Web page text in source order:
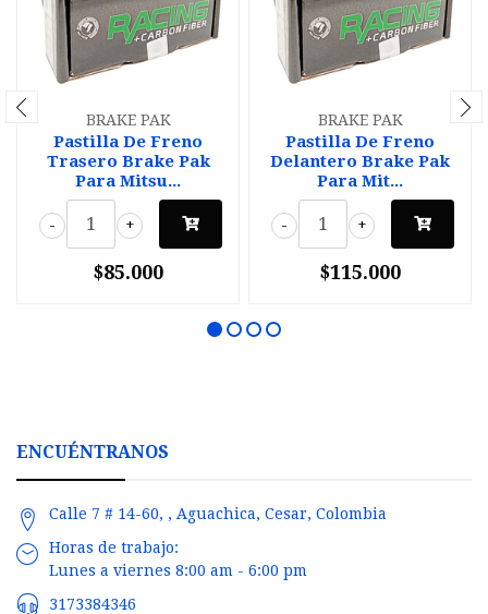
BRAKE PAK
Pastilla De Freno
Trasero Brake Pak
Para Mitsu...
+
-
$85.000
BRAKE PAK
Pastilla De Freno
Delantero Brake Pak
Para Mit...
+
-
$115.000
ENCUÉNTRANOS
Calle 7 # 14-60, , Aguachica, Cesar, Colombia
Horas de trabajo:
Lunes a viernes 8:00 am - 6:00 pm
3173384346